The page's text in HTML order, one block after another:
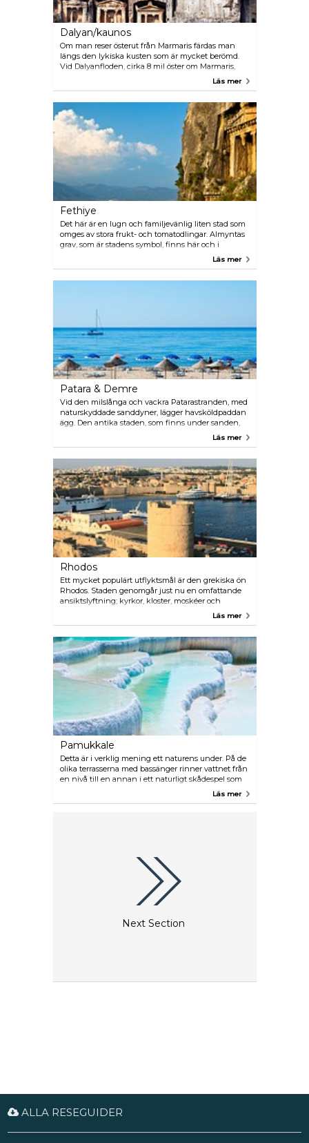
Dalyan/kaunos
Om man reser österut från Marmaris färdas man
längs den lykiska kusten som är mycket berömd.
Vid Dalyanfloden, cirka 8 mil öster om Marmaris,
finns spektakulära klippgravar i Kaunos och en vild
lerinpackningar och anses mycket hälsosam. Du
kan åka utflyktsbuss eller dolmus för att komma hit.
Läs mer
Fethiye
Det här är en lugn och familjevänlig liten stad som
omges av stora frukt- och tomatodlingar. Almyntas
grav, som är stadens symbol, finns här och i
närheten ligger fler lykiska gravar. I saluhallenLäs mer
Patara & Demre
Vid den milslånga och vackra Patarastranden, med
naturskyddade sanddyner, lägger havsköldpaddan
ägg. Den antika staden, som finns under sanden,
håller på att grävas ut. Patara är mest känt som S:t
dolmus hit.
Läs mer
Rhodos
Ett mycket populärt utflyktsmål är den grekiska ön
Rhodos. Staden genomgår just nu en omfattande
ansiktslyftning; kyrkor, kloster, moskéer och
medeltida byggnader återställs i sin forna glans.
kullerstensgränder, är en av Europas mest
autentiska medeltidsmiljöer. Det finns dagliga
båtförbindelser hit och restiden är cirka 1 timme.
Läs mer
Pamukkale
Detta är i verklig mening ett naturens under. På de
olika terrasserna med bassänger rinner vattnet från
en nivå till en annan i ett naturligt skådespel som
skapats av vita kalkavlagringar. Namnet betyder
Läs mer
Next Section
ALLA RESEGUIDER